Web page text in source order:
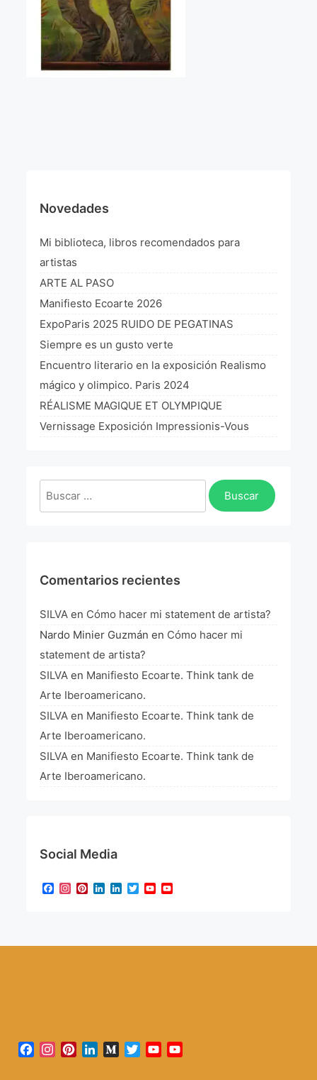
Expositions
Bruit de gommettes Paris 2025
L’art Colombien à Paris 2019
L’art Latino-américain à Paris 2019
Reflecting Source. NY 2019
«Sincronías con sentido» Bogotá Colombia 2019
«Huellas trashumantes» New York 2018
Commissaire D’exposition
Manifiesto Ecoarte
Novedades
Mi biblioteca, libros recomendados para
artistas
ARTE AL PASO
Manifiesto Ecoarte 2026
ExpoParis 2025 RUIDO DE PEGATINAS
Siempre es un gusto verte
Encuentro literario en la exposición Realismo
mágico y olimpico. Paris 2024
RÉALISME MAGIQUE ET OLYMPIQUE
Vernissage Exposición Impressionis-Vous
Buscar:
Comentarios recientes
SILVA en Cómo hacer mi statement de artista?
Nardo Minier Guzmán en Cómo hacer mi
statement de artista?
SILVA en Manifiesto Ecoarte. Think tank de
Arte Iberoamericano.
SILVA en Manifiesto Ecoarte. Think tank de
Arte Iberoamericano.
SILVA en Manifiesto Ecoarte. Think tank de
Arte Iberoamericano.
Social Media
Facebook
Instagram
Pinterest
LinkedIn
LinkedIn
TwitterYouTube
Facebook
Instagram
PinterestLinkedInMediumTwitterYouTube